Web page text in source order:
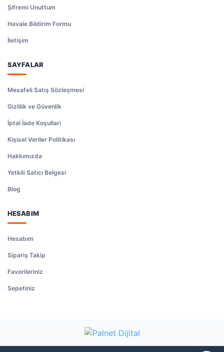
Şifremi Unuttum
Havale Bildirim Formu
İletişim
SAYFALAR
Mesafeli Satış Sözleşmesi
Gizlilik ve Güvenlik
İptal İade Koşullari
Kişisel Veriler Politikası
Hakkımızda
Yetkili Satıcı Belgesi
Blog
HESABIM
Hesabım
Sipariş Takip
Favorileriniz
Sepetiniz